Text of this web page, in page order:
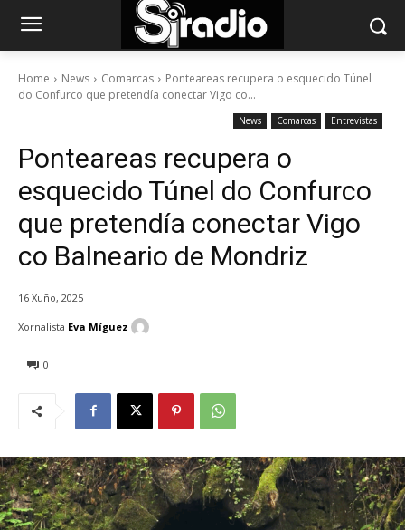
Home News Comarcas
Ponteareas recupera o esquecido Túnel
do Confurco que pretendía conectar Vigo co...
News Comarcas Entrevistas
Ponteareas recupera o
esquecido Túnel do Confurco
que pretendía conectar Vigo
co Balneario de Mondriz
16 Xuño, 2025
0
Xornalista Eva Míguez